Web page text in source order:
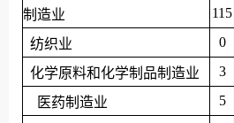
制造业 115
纺织业 0
化学原料和化学制品制造业 3
医药制造业 5